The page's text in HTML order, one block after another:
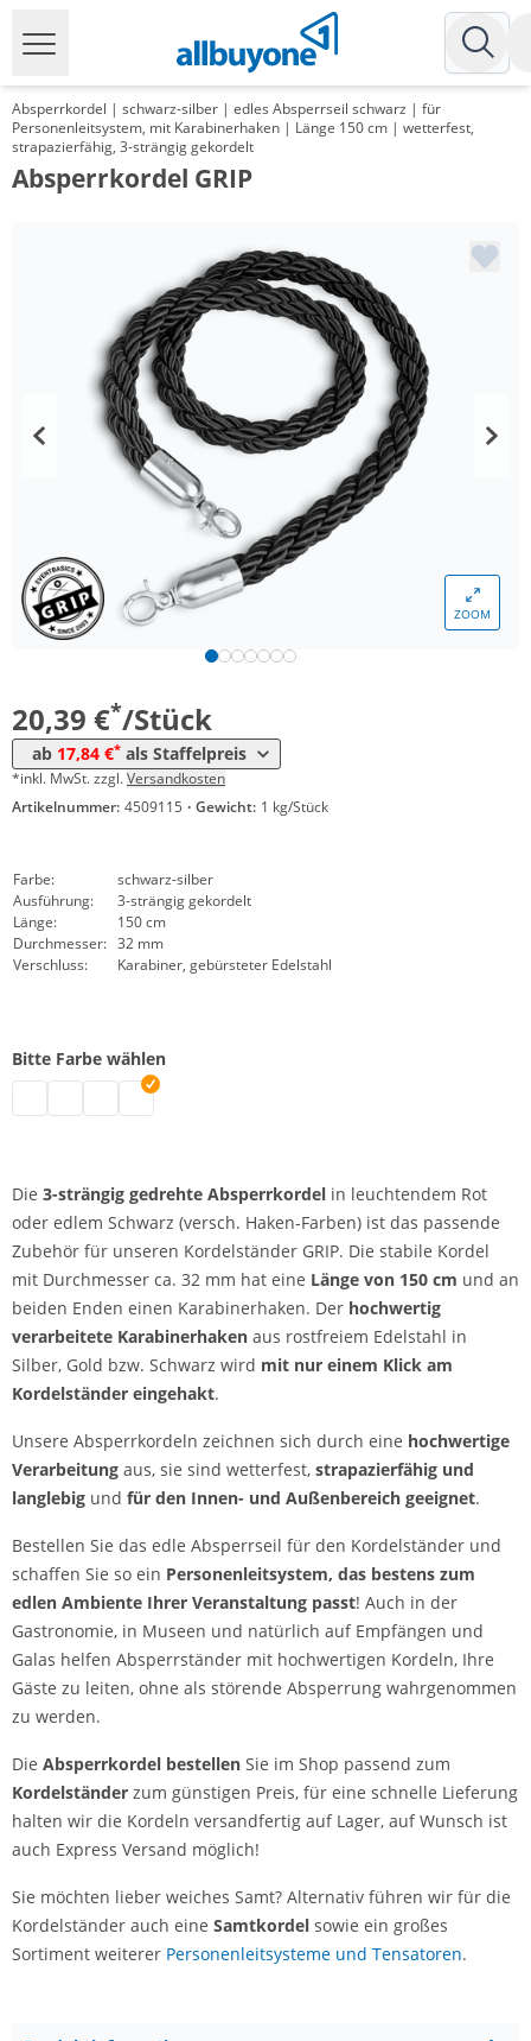
Absperrkordel | schwarz-silber | edles Absperrseil schwarz | für
Personenleitsystem, mit Karabinerhaken | Länge 150 cm | wetterfest,
strapazierfähig, 3-strängig gekordelt
Absperrkordel GRIP
ZOOM
20,39 €*/Stück
ab 17,84 €* als Staffelpreis
Menge
*inkl. MwSt. zzgl.Versandkosten
Artikelnummer: 4509115 · Gewicht: 1 kg/Stück
Farbe:
schwarz-silber
Ausführung:
3-strängig gekordelt
Länge:
150 cm
Durchmesser: 32 mm
Verschluss:
Karabiner, gebürsteter Edelstahl
Bitte Farbe wählen
Absperrkordel | schwarz
Absperrkordel | rot-gold
Absperrkordel | rot-silber
Absperrkordel | schwarz-silber
Die 3-strängig gedrehte Absperrkordel in leuchtendem Rot
oder edlem Schwarz (versch. Haken-Farben) ist das passende
Zubehör für unseren Kordelständer GRIP. Die stabile Kordel
mit Durchmesser ca. 32 mm hat eine Länge von 150 cm und an
beiden Enden einen Karabinerhaken. Der hochwertig
verarbeitete Karabinerhaken aus rostfreiem Edelstahl in
Silber, Gold bzw. Schwarz wird mit nur einem Klick am
Kordelständer eingehakt.
Unsere Absperrkordeln zeichnen sich durch eine hochwertige
Verarbeitung aus, sie sind wetterfest, strapazierfähig und
langlebig und für den Innen- und Außenbereich geeignet.
Bestellen Sie das edle Absperrseil für den Kordelständer und
schaffen Sie so ein Personenleitsystem, das bestens zum
edlen Ambiente Ihrer Veranstaltung passt! Auch in der
Gastronomie, in Museen und natürlich auf Empfängen und
Galas helfen Absperrständer mit hochwertigen Kordeln, Ihre
Gäste zu leiten, ohne als störende Absperrung wahrgenommen
zu werden.
Die Absperrkordel bestellen Sie im Shop passend zum
Kordelständer zum günstigen Preis, für eine schnelle Lieferung
halten wir die Kordeln versandfertig auf Lager, auf Wunsch ist
auch Express Versand möglich!
Sie möchten lieber weiches Samt? Alternativ führen wir für die
Kordelständer auch eine Samtkordel sowie ein großes
Sortiment weiterer Personenleitsysteme und Tensatoren.